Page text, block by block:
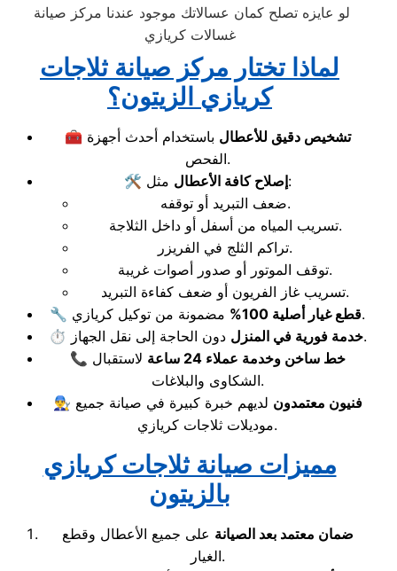
غسالات كريازي
لماذا تختار مركز صيانة ثلاجات
كريازي الزيتون؟
🧰 تشخيص دقيق للأعطال باستخدام أحدث أجهزة
الفحص.
🛠️
إصلاح كافة الأعطالمثل:
ضعف التبريد أو توقفه.
تسريب المياه من أسفل أو داخل الثلاجة.
تراكم الثلج في الفريزر.
توقف الموتور أو صدور أصوات غريبة.
تسريب غاز الفريون أو ضعف كفاءة التبريد.
🔧
قطع غيار أصلية 100%مضمونة من توكيل كريازي.
⏱️
خدمة فورية في المنزلدون الحاجة إلى نقل الجهاز.
📞
خط ساخن وخدمة عملاء 24 ساعة
لاستقبال
الشكاوى والبلاغات.
👨‍🔧
فنيون معتمدون لديهم خبرة كبيرة في صيانة جميع
موديلات ثلاجات كريازي.
مميزات صيانة ثلاجات كريازي
بالزيتون
ضمان معتمد بعد الصيانة على جميع الأعطال وقطع
الغيار.